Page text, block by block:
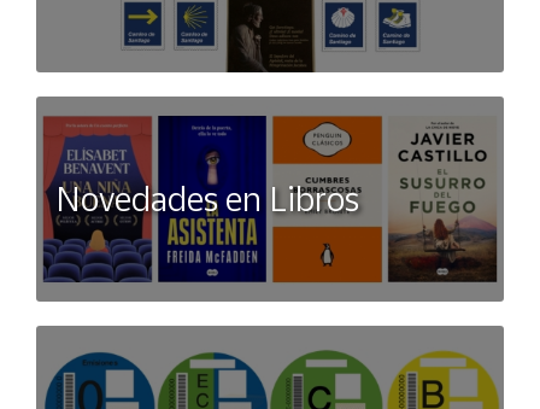
Novedades en Libros